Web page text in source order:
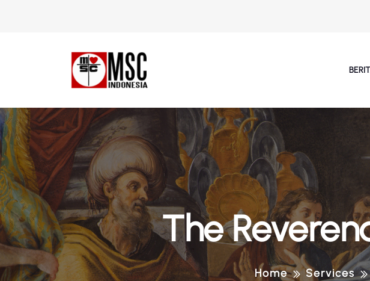
The
Home Services